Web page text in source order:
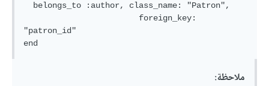
"patron_id"
ملاحظة: